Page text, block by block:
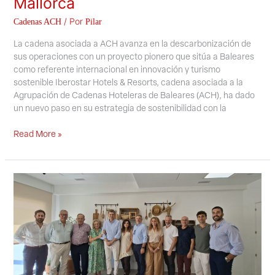
Cadenas ACH/ Por Pilar
La cadena asociada a ACH avanza en la descarbonización de
sus operaciones con un proyecto pionero que sitúa a Baleares
como referente internacional en innovación y turismo
sostenible Iberostar Hotels & Resorts, cadena asociada a la
Agrupación de Cadenas Hoteleras de Baleares (ACH), ha dado
un nuevo paso en su estrategia de sostenibilidad con la
Read More »
Garden
Hotel
impulsa
modelo
pionero
que
une
producto
local,
innovación